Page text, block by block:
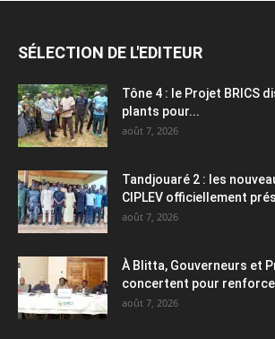
SÉLECTION DE L'EDITEUR
Tône 4 : le Projet BRICS
plants pour...
août 7, 2026
Tandjouaré 2 : les
CIPLEV officiellement
août 7, 2026
À Blitta, Gouverneurs et
concertent pour
août 7, 2026